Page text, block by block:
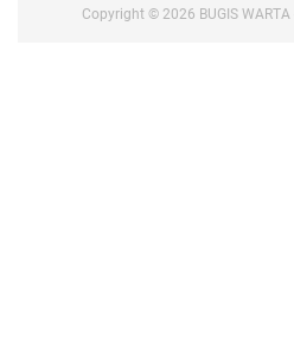
Copyright © 2026 BUGIS